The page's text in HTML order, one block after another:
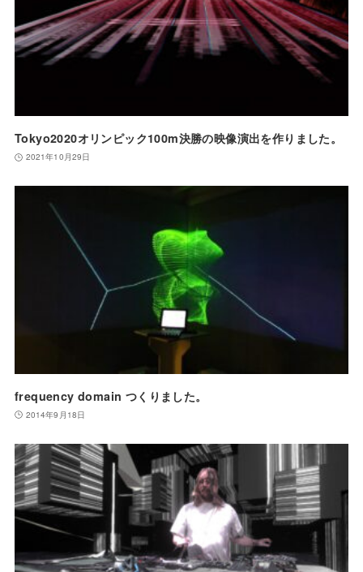
Tokyo2020オリンピック100m決勝の映像演出を作りました。
2021年10月29日
frequency domain つくりました。
2014年9月18日